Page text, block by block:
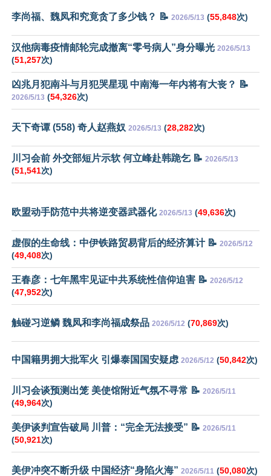
李尚福、魏凤和究竟贪了多少钱？ 📝 2026/5/13 (55,848次)
汉他病毒疫情邮轮完成撤离“零号病人”身分曝光 2026/5/13
(51,257次)
凶兆月犯南斗与月犯哭星现 中南海一年内将有大丧？ 📝
2026/5/13 (54,326次)
天下奇谭 (558) 奇人赵燕奴 2026/5/13 (28,282次)
川习会前 外交部短片示软 何立峰赴韩跪乞 📝 2026/5/13
(51,541次)
欧盟动手防范中共将逆变器武器化 2026/5/13 (49,636次)
虚假的生命线：中伊铁路贸易背后的经济算计 📝 2026/5/12
(49,408次)
王春彦：七年黑牢见证中共系统性信仰迫害 📝 2026/5/12
(47,952次)
触碰习逆鳞 魏凤和李尚福成祭品 2026/5/12 (70,869次)
中国籍男拥大批军火 引爆泰国国安疑虑 2026/5/12 (50,842次)
川习会谈预测出笼 美使馆附近气氛不寻常 📝 2026/5/11
(49,964次)
美伊谈判宣告破局 川普：“完全无法接受” 📝 2026/5/11
(50,921次)
美伊冲突不断升级 中国经济“身陷火海” 2026/5/11 (50,080次)